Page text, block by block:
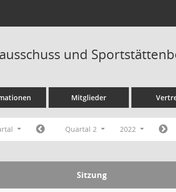
und
Mitglieder
Quartal 2 2022
Sitzung